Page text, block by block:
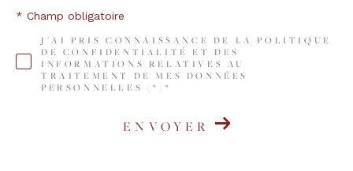
J'AI PRIS CONNAISSANCE DE LA POLITIQUE
DE CONFIDENTIALITÉ ET DES
INFORMATIONS RELATIVES AU
TRAITEMENT DE MES DONNÉES
PERSONNELLES (*)*
* Champ obligatoire
ENVOYER
RECHERCHER